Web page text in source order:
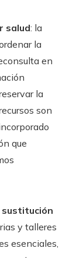
salud: la
la
en
la
son
que
sustitución
y talleres
esenciales,